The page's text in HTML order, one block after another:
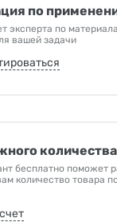
по
эксперта по
вашей задачи
количества
бесплатно поможет
количество товара